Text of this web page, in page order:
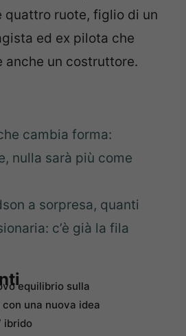
quattro ruote, figlio di un
ed ex pilota che
anche un costruttore.
cambia forma:
nulla sarà più come
a sorpresa, quanti
c’è già la fila
equilibrio sulla
una nuova idea
ibrido